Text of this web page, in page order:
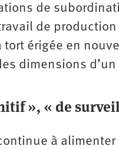
de
de
tort érigée en
dimensions
», « de
à